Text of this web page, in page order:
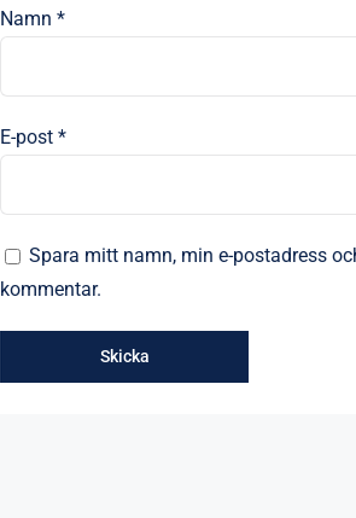
Namn*
E-post*
Spara mitt namn, min e-postadress
kommentar.